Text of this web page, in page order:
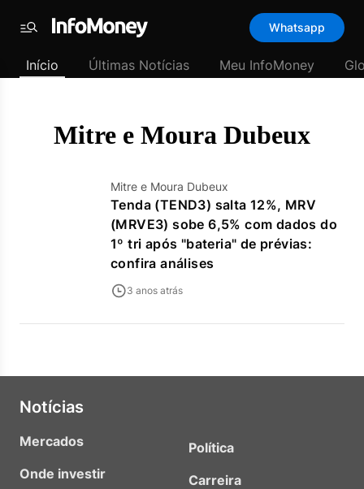
padrão
Últimas
InfoMoney
Menu
Whatsapp
Início Últimas Notícias Meu InfoMoney
Mitre e Moura Dubeux
Mitre e Moura Dubeux
Tenda (TEND3) salta 12%, MRV
(MRVE3) sobe 6,5% com dados do
1º tri após "bateria" de prévias:
confira análises
3 anos atrás
Notícias
Mercados
Onde investir
Política
Carreira